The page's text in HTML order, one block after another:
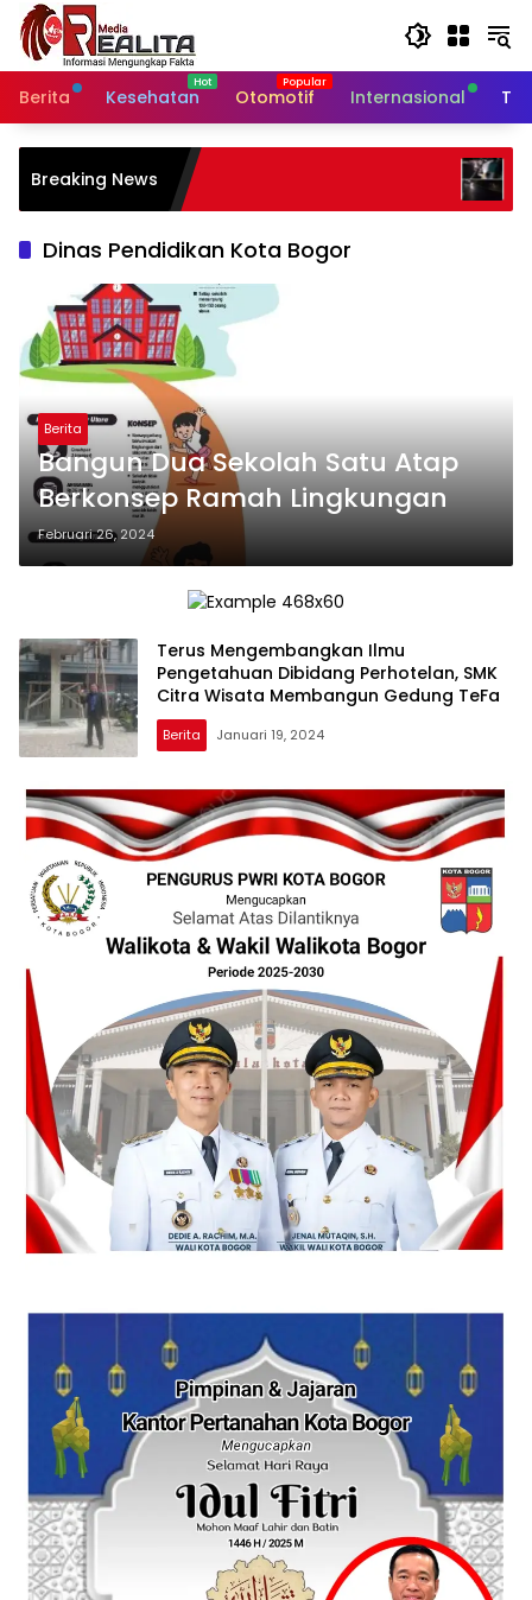
Langsung
konten
Berita
Kesehatan Otomotif Internasional
Breaking News
Jalan Nasional Paterongan
Ceceran Air Garam, Warga
Lambatnya Penanganan
Dinas Pendidikan Kota Bogor
Berita
Bangun Dua Sekolah Satu Atap
Berkonsep Ramah Lingkungan
Februari 26, 2024
Terus Mengembangkan Ilmu
Pengetahuan Dibidang Perhotelan, SMK
Citra Wisata Membangun Gedung TeFa
Berita Januari 19, 2024